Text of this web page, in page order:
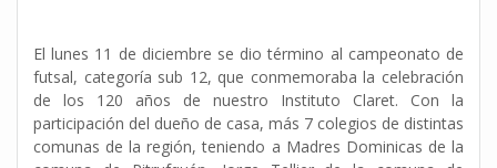
El lunes 11 de diciembre se dio término al campeonato de
futsal, categoría sub 12, que conmemoraba la celebración
de los 120 años de nuestro Instituto Claret. Con la
participación del dueño de casa, más 7 colegios de distintas
comunas de la región, teniendo a Madres Dominicas de la